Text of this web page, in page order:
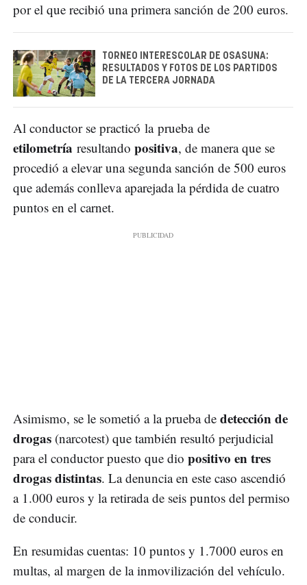
por el que recibió una primera sanción de 200 euros.
TORNEO INTERESCOLAR DE OSASUNA:
RESULTADOS Y FOTOS DE LOS PARTIDOS
DE LA TERCERA JORNADA
Al conductor se practicó la prueba de
etilometría resultando positiva, de manera que se
procedió a elevar una segunda sanción de 500 euros
que además conlleva aparejada la pérdida de cuatro
puntos en el carnet.
Asimismo, se le sometió a la prueba de detección de
drogas (narcotest) que también resultó perjudicial
para el conductor puesto que dio positivo en tres
drogas distintas. La denuncia en este caso ascendió
a 1.000 euros y la retirada de seis puntos del permiso
de conducir.
En resumidas cuentas: 10 puntos y 1.7000 euros en
multas, al margen de la inmovilización del vehículo.